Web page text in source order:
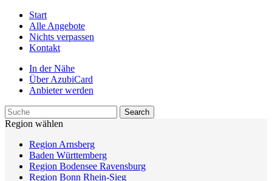
Start
Alle Angebote
Nichts verpassen
Kontakt
In der Nähe
Über AzubiCard
Anbieter werden
Region wählen
Region Arnsberg
Baden Württemberg
Region Bodensee Ravensburg
Region Bonn Rhein-Sieg